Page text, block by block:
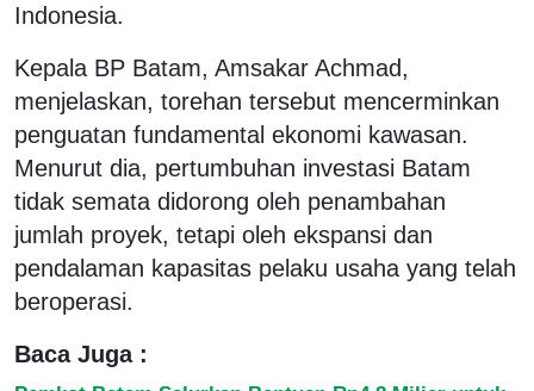
Indonesia.
Kepala BP Batam, Amsakar Achmad,
menjelaskan, torehan tersebut mencerminkan
penguatan fundamental ekonomi kawasan.
Menurut dia, pertumbuhan investasi Batam
tidak semata didorong oleh penambahan
jumlah proyek, tetapi oleh ekspansi dan
pendalaman kapasitas pelaku usaha yang telah
beroperasi.
Baca Juga :